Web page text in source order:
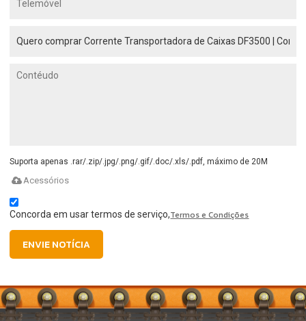
Suporta apenas .rar/.zip/.jpg/.png/.gif/.doc/.xls/.pdf, máximo de 20M
Acessórios
Concorda em usar termos de serviço,Termos e Condições
ENVIE NOTÍCIA